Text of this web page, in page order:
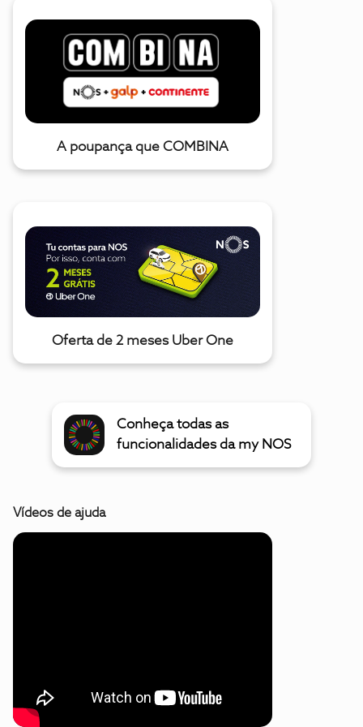
A poupança que COMBINA
Oferta de 2 meses Uber One
Conheça todas as
funcionalidades da my NOS
Vídeos de ajuda